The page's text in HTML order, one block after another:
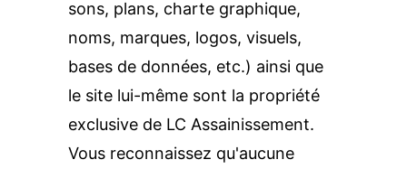
sons, plans, charte graphique,
noms, marques, logos, visuels,
bases de données, etc.) ainsi que
le site lui-même sont la propriété
exclusive de LC Assainissement.
Vous reconnaissez qu'aucune